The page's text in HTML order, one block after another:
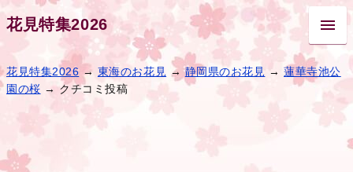
花見特集2026
花見特集2026 → 東海のお花見 →静岡県のお花見 →蓮華寺池公
園の桜 → クチコミ投稿